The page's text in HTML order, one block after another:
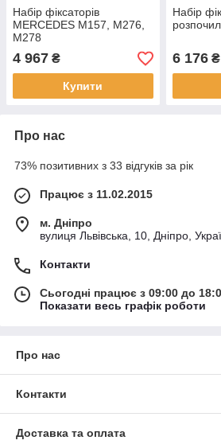
Набір фіксаторів
MERCEDES M157, M276,
M278
4 967 ₴
Купити
Набір
6 176₴
Про нас
73% позитивних з 33 відгуків за рік
Працює з 11.02.2015
м. Дніпро
вулиця Львівська, 10, Дніпро,
Контакти
Сьогодні працює з 09:00 до
Показати весь графік роботи
Про нас
Контакти
Доставка та оплата